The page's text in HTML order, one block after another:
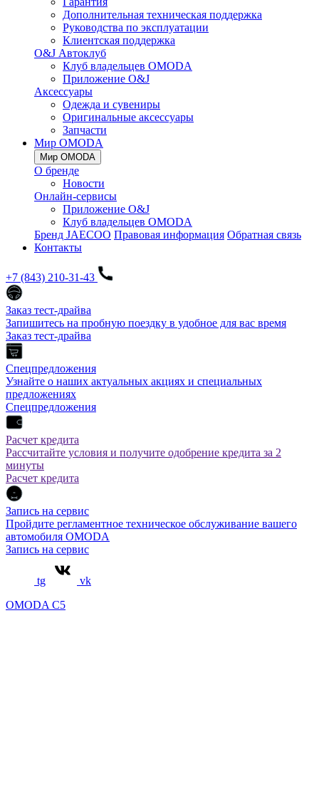
Дополнительная техническая поддержка
Руководства по эксплуатации
Клиентская поддержка
O&J Автоклуб
Клуб владельцев OMODA
Приложение O&J
Аксессуары
Одежда и сувениры
Оригинальные аксессуары
Запчасти
Мир OMODA
Мир OMODA
О бренде
Новости
Онлайн-сервисы
Приложение O&J
Клуб владельцев OMODA
Бренд JAECOO Правовая информация Обратная связь
Контакты
+7 (843) 210-31-43
Заказ тест-драйва
Запишитесь на пробную поездку в удобное для вас время
Заказ тест-драйва
Спецпредложения
Узнайте о наших актуальных акциях и специальных
предложениях
Спецпредложения
Расчет кредита
Рассчитайте условия и получите одобрение кредита за 2
минуты
Расчет кредита
Запись на сервис
Пройдите регламентное техническое обслуживание вашего
автомобиля OMODA
Запись на сервис
tg
vk
OMODA C5